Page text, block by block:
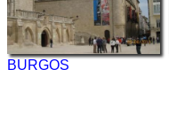
BURGOS